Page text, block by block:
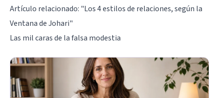
Artículo relacionado: "Los 4 estilos de relaciones, según la
Ventana de Johari"
Las mil caras de la falsa modestia